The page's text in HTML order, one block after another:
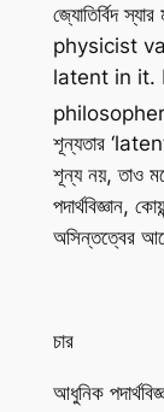
জ্যোতির্বিদ
physicist
latent in it.
শূন্যতার
শূন্য নয়, তাও
পদার্থবিজ্ঞান,
অসিন্তত্বের
চার
আধুনিক